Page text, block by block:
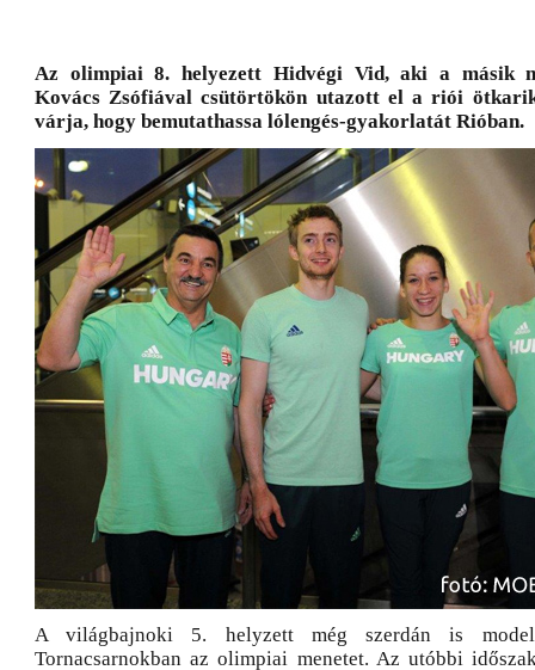
Az olimpiai 8. helyezett Hidvégi Vid, aki a másik
Kovács Zsófiával csütörtökön utazott el a riói
várja, hogy bemutathassa lólengés-gyakorlatát Rióban.
A világbajnoki 5. helyzett még szerdán is
Tornacsarnokban az olimpiai menetet. Az utóbbi